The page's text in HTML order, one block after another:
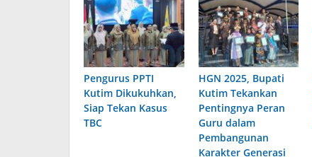
Pengurus PPTI
Kutim Dikukuhkan,
Siap Tekan Kasus
TBC
HGN 2025, Bupati
Kutim Tekankan
Pentingnya Peran
Guru dalam
Pembangunan
Karakter Generasi